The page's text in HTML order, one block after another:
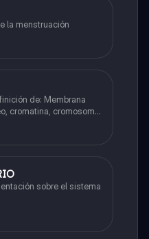
la menstruación
cromatina, cromosoma
sobre el sistema